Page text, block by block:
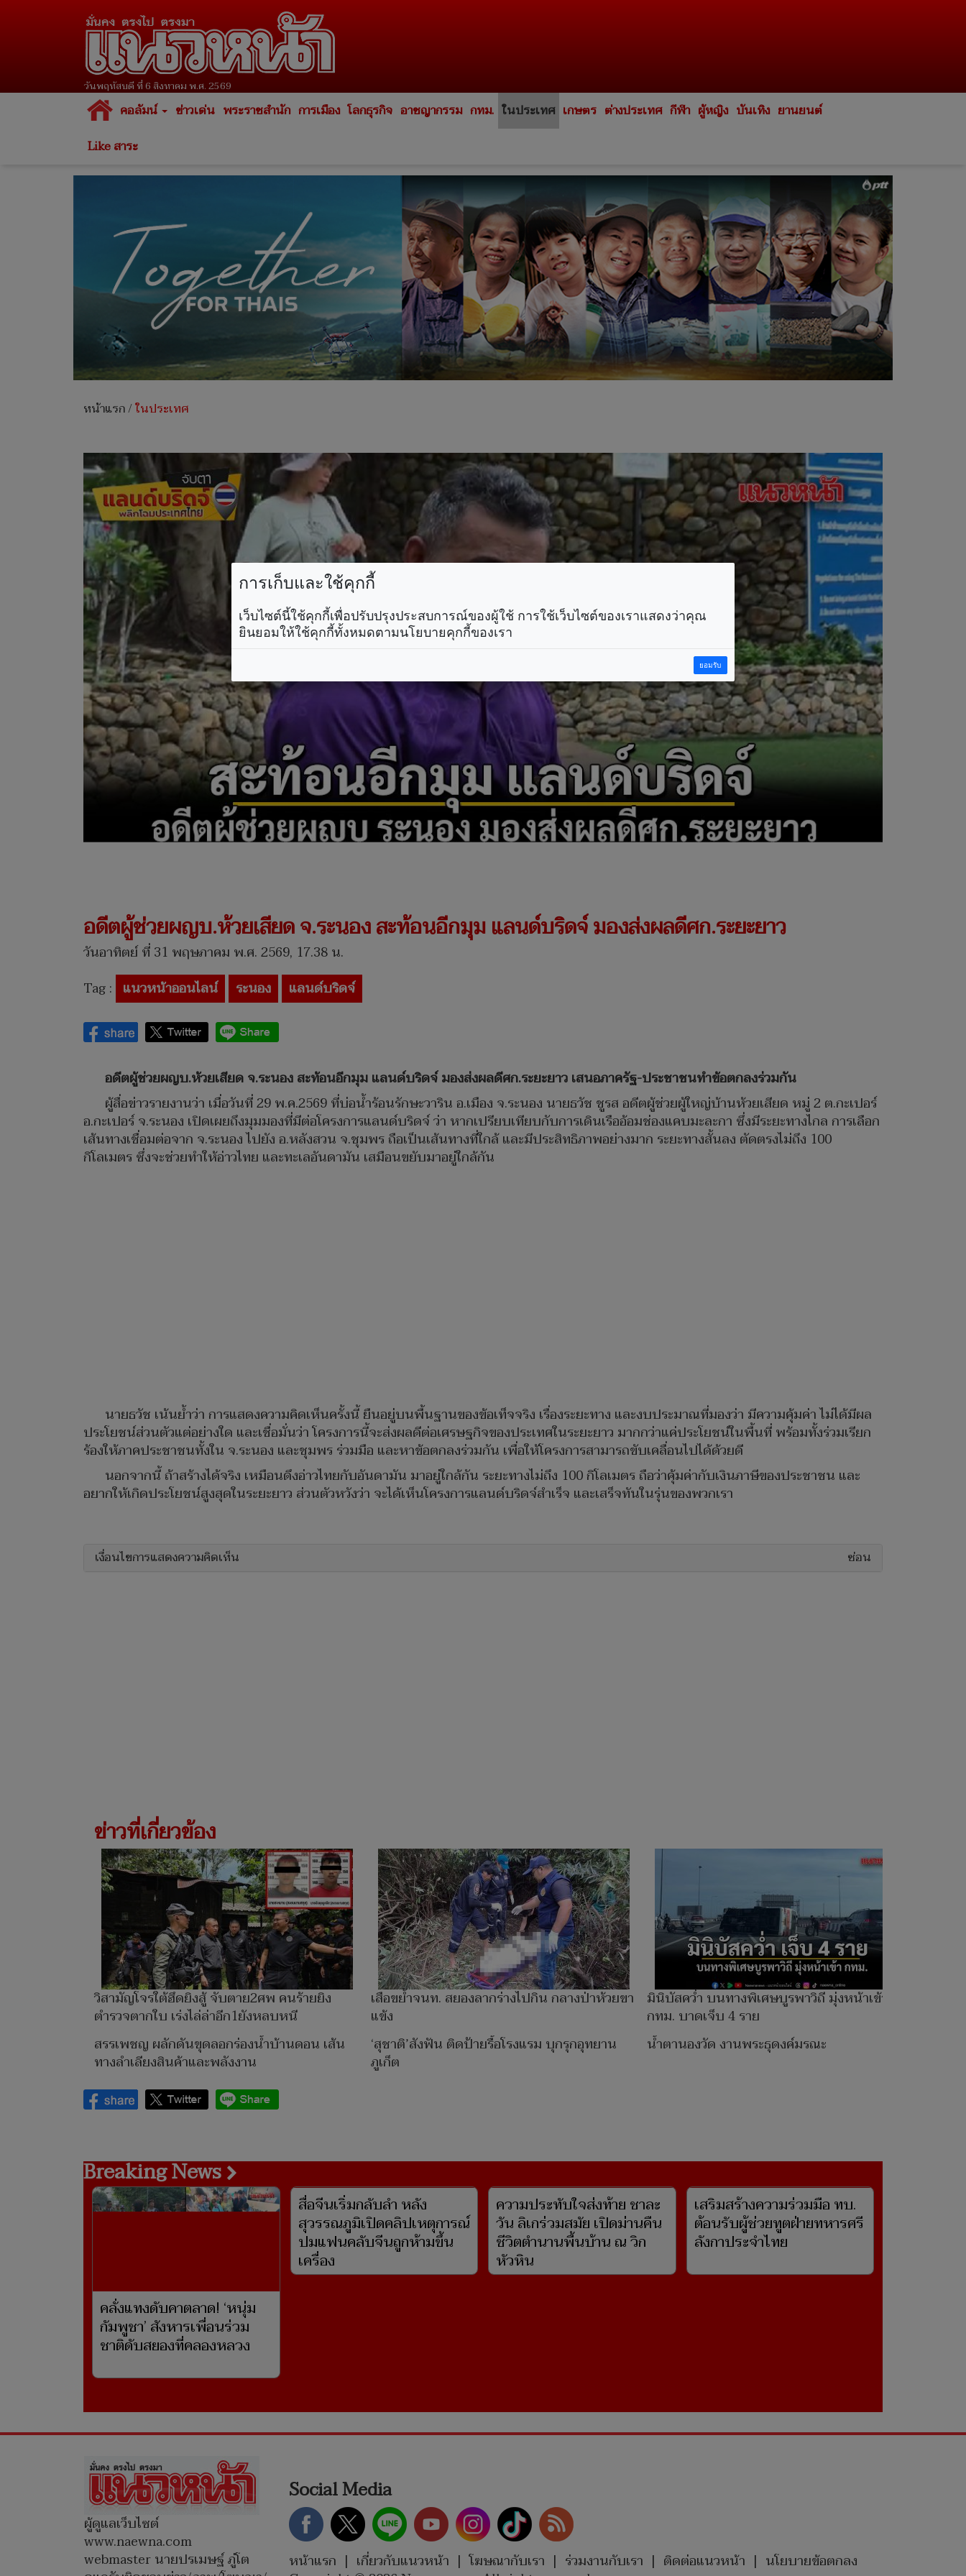
วันพฤหัสบดี ที่ 6 สิงหาคม พ.ศ. 2569
คอลัมน์ ข่าวเด่น พระราชสำนัก การเมือง โลกธุรกิจ อาชญากรรม กทม. ในประเทศ เกษตร ต่างประเทศ กีฬา ผู้หญิง บันเทิง ยานยนต์
Like สาระ
หน้าแรก/ในประเทศ
อดีตผู้ช่วยผญบ.ห้วยเสียด จ.ระนอง สะท้อนอีกมุม แลนด์บริดจ์ มองส่งผลดีศก.ระยะยาว
วันอาทิตย์ ที่ 31 พฤษภาคม พ.ศ. 2569, 17.38 น.
Tag : แนวหน้าออนไลน์ ระนอง แลนด์บริดจ์
อดีตผู้ช่วยผญบ.ห้วยเสียด จ.ระนอง สะท้อนอีกมุม แลนด์บริดจ์ มองส่งผลดีศก.ระยะยาว เสนอภาครัฐ-ประชาชนทำข้อตกลงร่วมกัน
ผู้สื่อข่าวรายงานว่า เมื่อวันที่ 29 พ.ค.2569 ที่บ่อน้ำร้อนรักษะวาริน อ.เมือง จ.ระนอง นายธวัช ชูรส อดีตผู้ช่วยผู้ใหญ่บ้านห้วยเสียด หมู่ 2 ต.กะเปอร์
อ.กะเปอร์ จ.ระนอง เปิดเผยถึงมุมมองที่มีต่อโครงการแลนด์บริดจ์ ว่า หากเปรียบเทียบกับการเดินเรืออ้อมช่องแคบมะละกา ซึ่งมีระยะทางไกล การเลือก
เส้นทางเชื่อมต่อจาก จ.ระนอง ไปยัง อ.หลังสวน จ.ชุมพร ถือเป็นเส้นทางที่ใกล้ และมีประสิทธิภาพอย่างมาก ระยะทางสั้นลง ตัดตรงไม่ถึง 100
กิโลเมตร ซึ่งจะช่วยทำให้อ่าวไทย และทะเลอันดามัน เสมือนขยับมาอยู่ใกล้กัน
นายธวัช เน้นย้ำว่า การแสดงความคิดเห็นครั้งนี้ ยืนอยู่บนพื้นฐานของข้อเท็จจริง เรื่องระยะทาง และงบประมาณที่มองว่า มีความคุ้มค่า ไม่ได้มีผล
ประโยชน์ส่วนตัวแต่อย่างใด และเชื่อมั่นว่า โครงการนี้จะส่งผลดีต่อเศรษฐกิจของประเทศในระยะยาว มากกว่าแค่ประโยชน์ในพื้นที่ พร้อมทั้งร่วมเรียก
ร้องให้ภาคประชาชนทั้งใน จ.ระนอง และชุมพร ร่วมมือ และหาข้อตกลงร่วมกัน เพื่อให้โครงการสามารถขับเคลื่อนไปได้ด้วยดี
นอกจากนี้ ถ้าสร้างได้จริง เหมือนดึงอ่าวไทยกับอันดามัน มาอยู่ใกล้กัน ระยะทางไม่ถึง 100 กิโลเมตร ถือว่าคุ้มค่ากับเงินภาษีของประชาชน และ
อยากให้เกิดประโยชน์สูงสุดในระยะยาว ส่วนตัวหวังว่า จะได้เห็นโครงการแลนด์บริดจ์สำเร็จ และเสร็จทันในรุ่นของพวกเรา
เงื่อนไขการแสดงความคิดเห็น ซ่อน
ข่าวที่เกี่ยวข้อง
วิสามัญโจรใต้ฮึดยิงสู้ จับตาย2ศพ คนร้ายยิง
ตำรวจตากใบ เร่งไล่ล่าอีก1ยังหลบหนี
เสือขย้ำจนท. สยองลากร่างไปกิน กลางป่าห้วยขา
แข้ง
มินิบัสคว่ำ บนทางพิเศษบูรพาวิถี มุ่งหน้าเข้า
กทม. บาดเจ็บ 4 ราย
สรรเพชญ ผลักดันขุดลอกร่องน้ำบ้านดอน เส้น
ทางลำเลียงสินค้าและพลังงาน
‘สุชาติ’สังฟัน ติดป้ายรื้อโรงแรม บุกรุกอุทยาน
ภูเก็ต
น้ำตานองวัด งานพระธุดงค์มรณะ
Breaking News
คลั่งแทงดับคาตลาด! ‘หนุ่ม
กัมพูชา’ สังหารเพื่อนร่วม
ชาติดับสยองที่คลองหลวง
เสริมสร้างความร่วมมือ ทบ.
ต้อนรับผู้ช่วยทูตฝ่ายทหารศรี
ลังกาประจำไทย
ผู้ดูแลเว็บไซต์
www.naewna.com
webmaster นายปรเมษฐ์ ภู่โต
Social Media
หน้าแรก | เกี่ยวกับแนวหน้า | โฆษณากับเรา | ร่วมงานกับเรา | ติดต่อแนวหน้า | นโยบายข้อตกลง
การเก็บและใช้คุกกี้
เว็บไซต์นี้ใช้คุกกี้เพื่อปรับปรุงประสบการณ์ของผู้ใช้ การใช้เว็บไซต์ของเราแสดงว่าคุณ
ยินยอมให้ใช้คุกกี้ทั้งหมดตามนโยบายคุกกี้ของเรา
ยอมรับ